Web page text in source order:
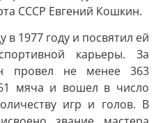
СССР Евгений Кошкин.
1977 году и посвятил ей
карьеры. За
провел не менее 363
мяча и вошел в число
игр и голов. В